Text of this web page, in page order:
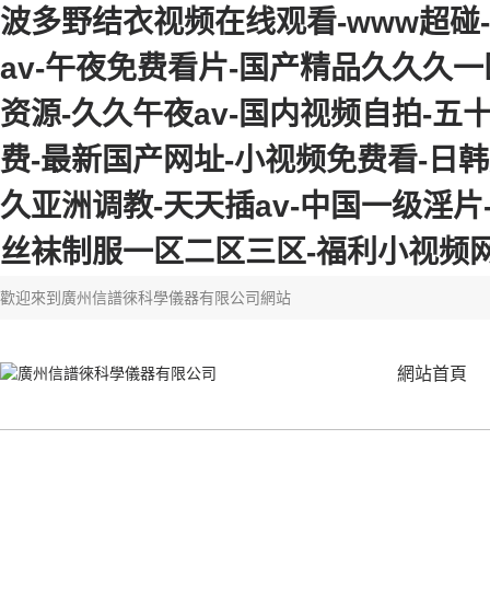
波多野结衣视频在线观看-www超
av-午夜免费看片-国产精品久久久
资源-久久午夜av-国内视频自拍-五
费-最新国产网址-小视频免费看-日
久亚洲调教-天天插av-中国一级淫
丝袜制服一区二区三区-福利小视频
歡迎來到 廣州信譜徠科學儀器有限公司網站
網站首頁